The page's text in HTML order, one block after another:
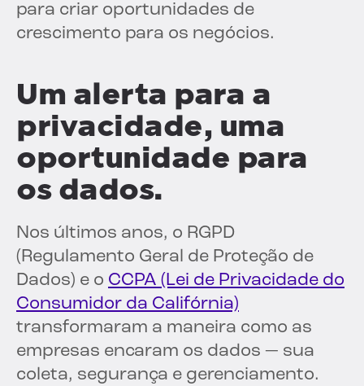
para criar oportunidades de
crescimento para os negócios.
Um alerta para a
privacidade, uma
oportunidade para
os dados.
Nos últimos anos, o RGPD
(Regulamento Geral de Proteção de
Dados) e o CCPA (Lei de Privacidade do
Consumidor da Califórnia)
transformaram a maneira como as
empresas encaram os dados — sua
coleta, segurança e gerenciamento.